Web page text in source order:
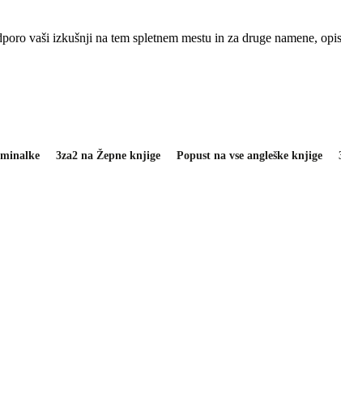
vaši izkušnji na tem spletnem mestu in za druge namene,
3za2 na Žepne knjige Popust na vse angleške knjige